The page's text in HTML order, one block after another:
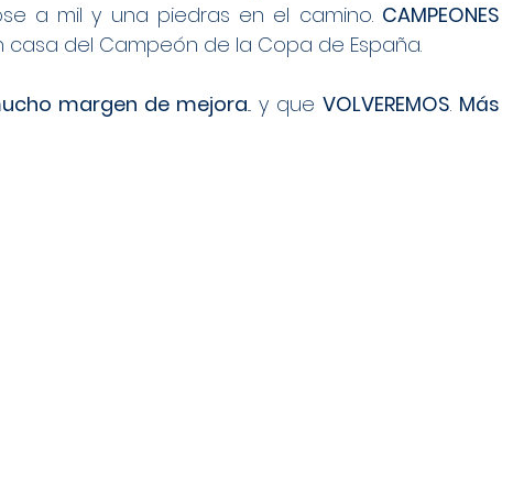
a mil y una piedras en el camino.
del Campeón de la Copa de España.
margen de mejora... y que VOLVEREMOS. Más